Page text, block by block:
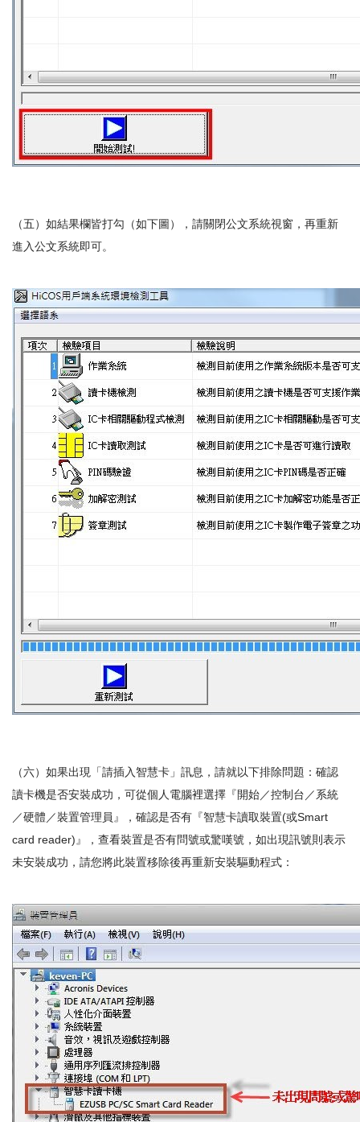
（五）如結果欄皆打勾（如下圖），請關閉公文系統視窗，再重新
進入公文系統即可。
（六）如果出現「請插入智慧卡」訊息，請就以下排除問題：確認
讀卡機是否安裝成功，可從個人電腦裡選擇『開始／控制台／系統
／硬體／裝置管理員』，確認是否有『智慧卡讀取裝置(或Smart
card reader)』，查看裝置是否有問號或驚嘆號，如出現訊號則表示
未安裝成功，請您將此裝置移除後再重新安裝驅動程式：